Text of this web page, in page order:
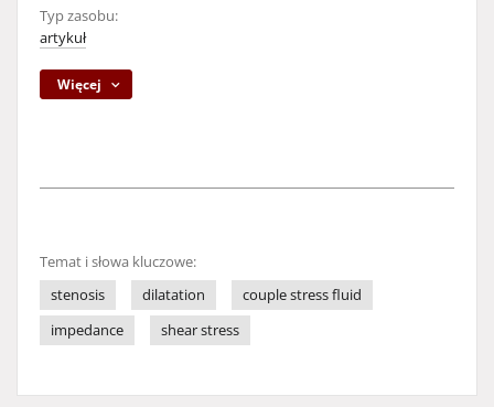
Typ zasobu:
artykuł
Więcej
Temat i słowa kluczowe:
stenosis
dilatation
couple stress fluid
impedance
shear stress